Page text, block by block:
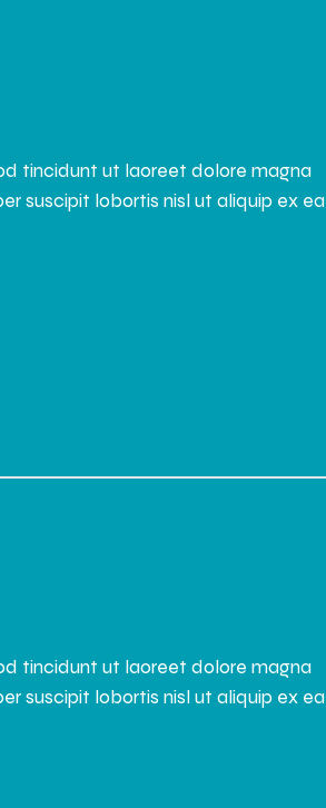
tincidunt ut laoreet dolore magna
suscipit lobortis nisl ut aliquip ex ea
tincidunt ut laoreet dolore magna
suscipit lobortis nisl ut aliquip ex ea